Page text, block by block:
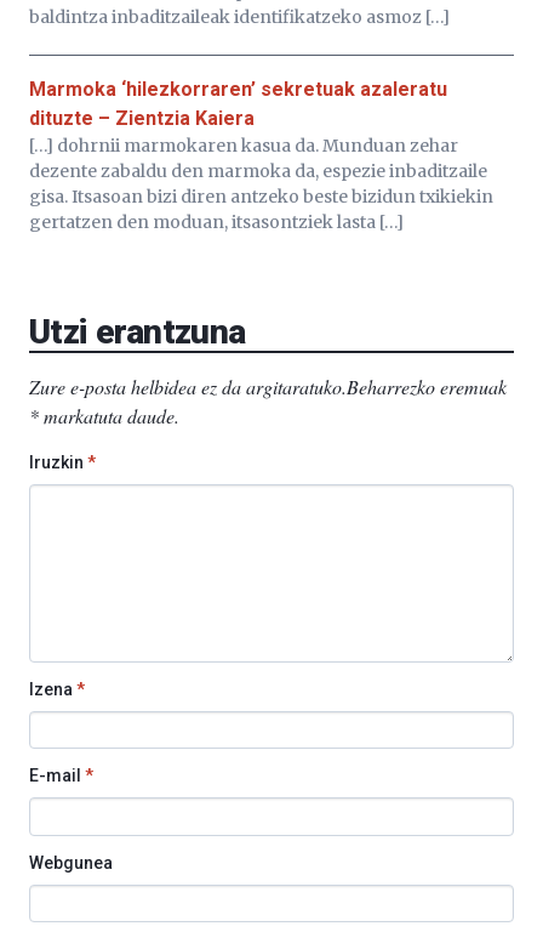
baldintza inbaditzaileak identifikatzeko asmoz […]
Marmoka ‘hilezkorraren’ sekretuak azaleratu
dituzte – Zientzia Kaiera
[…] dohrnii marmokaren kasua da. Munduan zehar
dezente zabaldu den marmoka da, espezie inbaditzaile
gisa. Itsasoan bizi diren antzeko beste bizidun txikiekin
gertatzen den moduan, itsasontziek lasta […]
Utzi erantzuna
Zure e-posta helbidea ez da argitaratuko.Beharrezko eremuak
*markatuta daude.
Iruzkin *
Izena *
E-mail *
Webgunea